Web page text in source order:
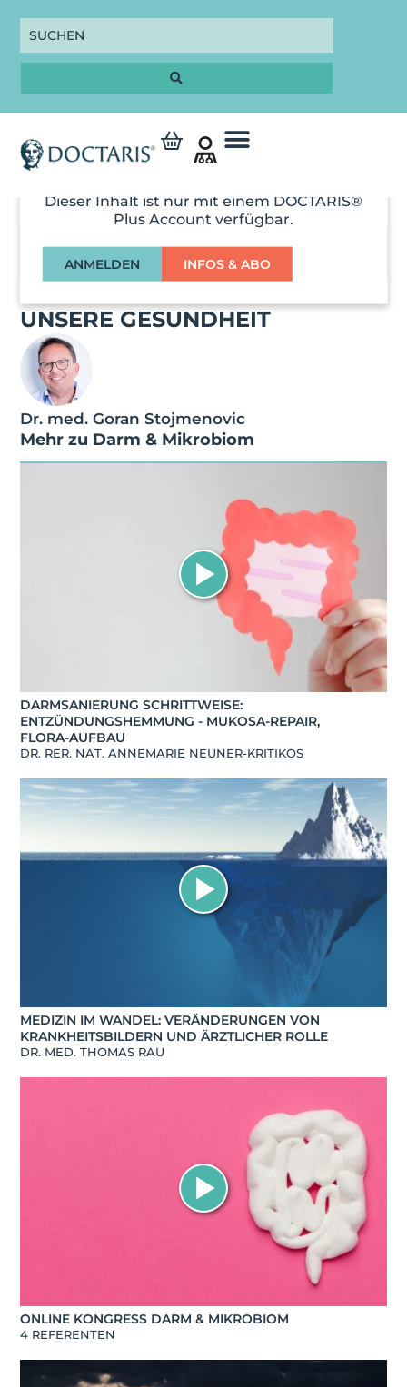
Dieser Inhalt ist nur mit einem DOCTARIS®
Plus Account verfügbar.
ANMELDEN INFOS & ABO
UNSERE GESUNDHEIT
Dr. med. Goran Stojmenovic
Mehr zu Darm & Mikrobiom
DARMSANIERUNG SCHRITTWEISE:
ENTZÜNDUNGSHEMMUNG - MUKOSA-REPAIR,
FLORA-AUFBAU​
DR. RER. NAT. ANNEMARIE NEUNER-KRITIKOS
MEDIZIN IM WANDEL: VERÄNDERUNGEN VON
KRANKHEITSBILDERN UND ÄRZTLICHER ROLLE
DR. MED. THOMAS RAU
ONLINE KONGRESS DARM & MIKROBIOM
4 REFERENTEN